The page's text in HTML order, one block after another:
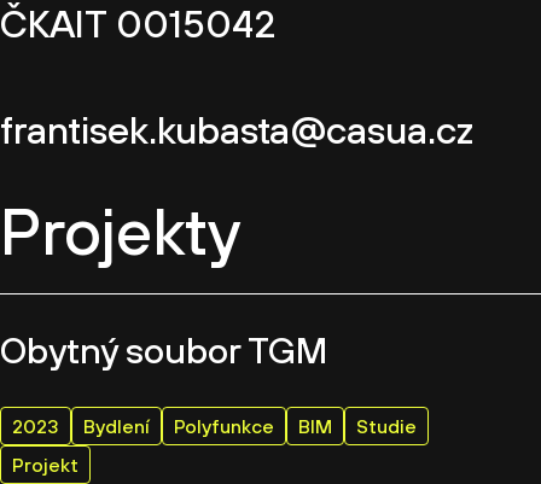
ČKAIT 0015042
frantisek.kubasta@casua.cz
Projekty
Obytný soubor TGM
2023 Bydlení Polyfunkce BIM
Studie
Projekt